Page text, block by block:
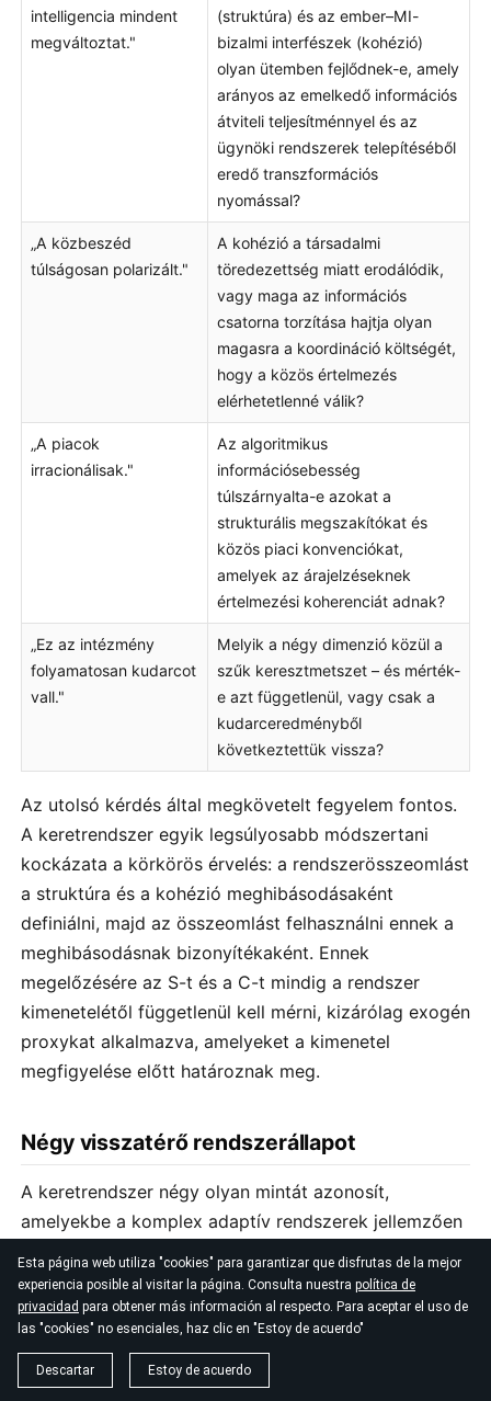
Esta página web utiliza "cookies" para garantizar que disfrutas de la mejor
experiencia posible al visitar la página. Consulta nuestra política de
privacidad para obtener más información al respecto. Para aceptar el uso de
las "cookies" no esenciales, haz clic en "Estoy de acuerdo"
Descartar Estoy de acuerdo
intelligencia mindent
megváltoztat."
(struktúra) és az ember–MI-
bizalmi interfészek (kohézió)
olyan ütemben fejlődnek-e, amely
arányos az emelkedő információs
átviteli teljesítménnyel és az
ügynöki rendszerek telepítéséből
eredő transzformációs
nyomással?
„A közbeszéd
túlságosan polarizált."
A kohézió a társadalmi
töredezettség miatt erodálódik,
vagy maga az információs
csatorna torzítása hajtja olyan
magasra a koordináció költségét,
hogy a közös értelmezés
elérhetetlenné válik?
„A piacok
irracionálisak."
Az algoritmikus
információsebesség
túlszárnyalta-e azokat a
strukturális megszakítókat és
közös piaci konvenciókat,
amelyek az árajelzéseknek
értelmezési koherenciát adnak?
„Ez az intézmény
folyamatosan kudarcot
vall."
Melyik a négy dimenzió közül a
szűk keresztmetszet – és mérték-
e azt függetlenül, vagy csak a
kudarceredményből
következtettük vissza?
Az utolsó kérdés által megkövetelt fegyelem fontos.
A keretrendszer egyik legsúlyosabb módszertani
kockázata a körkörös érvelés: a rendszerösszeomlást
a struktúra és a kohézió meghibásodásaként
definiálni, majd az összeomlást felhasználni ennek a
meghibásodásnak bizonyítékaként. Ennek
megelőzésére az S-t és a C-t mindig a rendszer
kimenetelétől függetlenül kell mérni, kizárólag exogén
proxykat alkalmazva, amelyeket a kimenetel
megfigyelése előtt határoznak meg.
Négy visszatérő rendszerállapot
A keretrendszer négy olyan mintát azonosít,
amelyekbe a komplex adaptív rendszerek jellemzően
belépnek, amikor a stabilizáló és destabilizáló erők
egyensúlya eltolódik. Ezeketheurisztikus
tipológiakéntajánljuk – nem matematikailag
bizonyított attraktorokként. Az attraktor-
szóhasználat formálisan meghatározott állapotteret,